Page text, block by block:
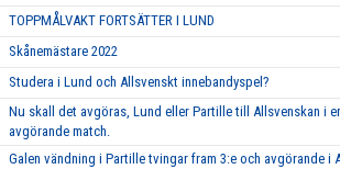
TOPPMÅLVAKT FORTSÄTTER I LUND
Skånemästare 2022
Studera i Lund och Allsvenskt innebandyspel?
Nu skall det avgöras, Lund eller Partille till Allsvenskan i
avgörande match.
Galen vändning i Partille tvingar fram 3:e och avgörande i